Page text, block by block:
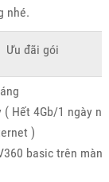
nhé.
Ưu đãi gói
( Hết 4Gb/1 ngày
)
basic trên màn